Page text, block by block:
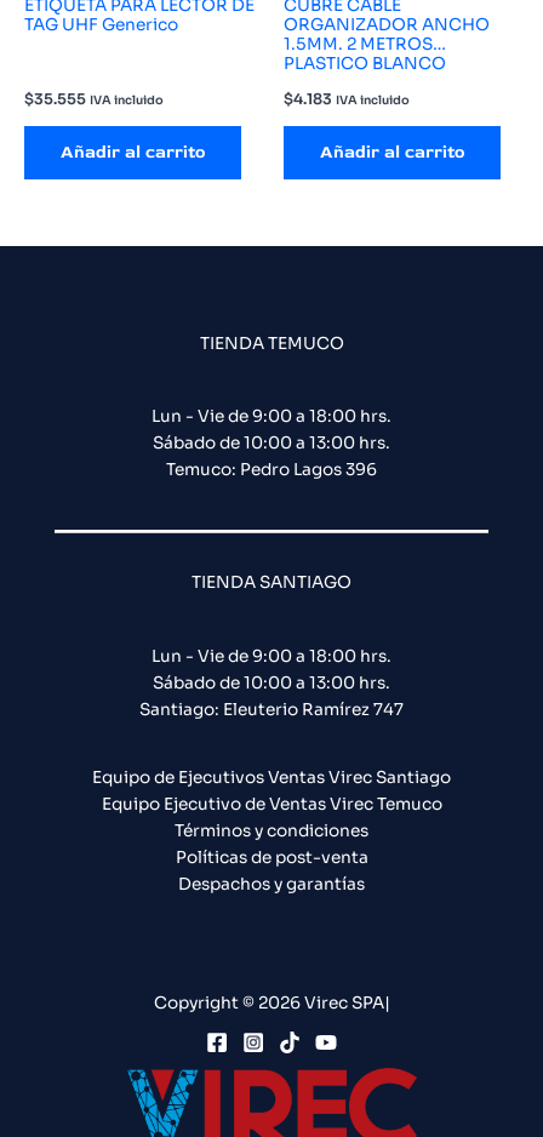
ETIQUETA PARA LECTOR DE
TAG UHF Generico
$35.555 IVA incluido
Añadir al carrito
CUBRE CABLE
ORGANIZADOR ANCHO
1.5MM. 2 METROS
PLASTICO BLANCO
$4.183 IVA incluido
Añadir al carrito
TIENDA TEMUCO
Lun - Vie de 9:00 a 18:00 hrs.
Sábado de 10:00 a 13:00 hrs.
Temuco: Pedro Lagos 396
TIENDA SANTIAGO
Lun - Vie de 9:00 a 18:00 hrs.
Sábado de 10:00 a 13:00 hrs.
Santiago: Eleuterio Ramírez 747​
Equipo de Ejecutivos Ventas Virec Santiago
Equipo Ejecutivo de Ventas Virec Temuco
Términos y condiciones
Políticas de post-venta
Despachos y garantías
Copyright © 2026 Virec SPA|